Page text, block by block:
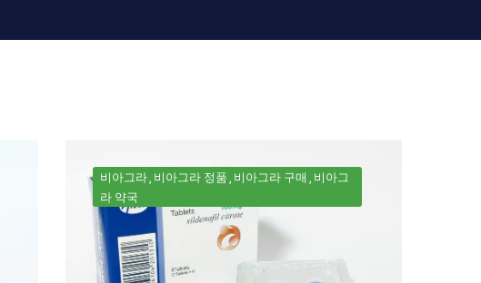
비아그라 비아그라 정품 비아그라 구매
비아그
라 약국